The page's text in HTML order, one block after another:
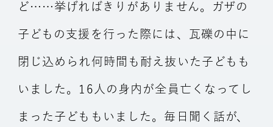
ど……挙げればきりがありません。ガザの
子どもの支援を行った際には、瓦礫の中に
閉じ込められ何時間も耐え抜いた子どもも
いました。16人の身内が全員亡くなってし
まった子どももいました。毎日聞く話が、